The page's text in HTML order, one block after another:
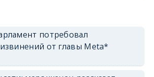
потребовал
от главы Meta*